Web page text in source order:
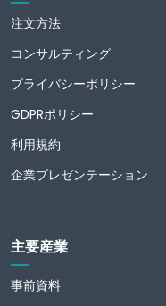
注文方法
コンサルティング
プライバシーポリシー
GDPRポリシー
利用規約
企業プレゼンテーション
主要産業
事前資料